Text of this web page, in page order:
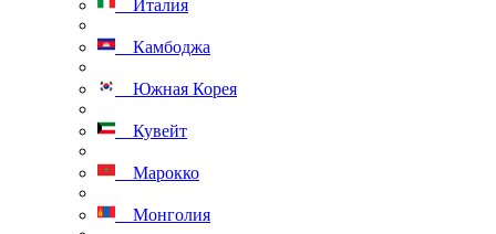
Италия
Камбоджа
Южная Корея
Кувейт
Марокко
Монголия